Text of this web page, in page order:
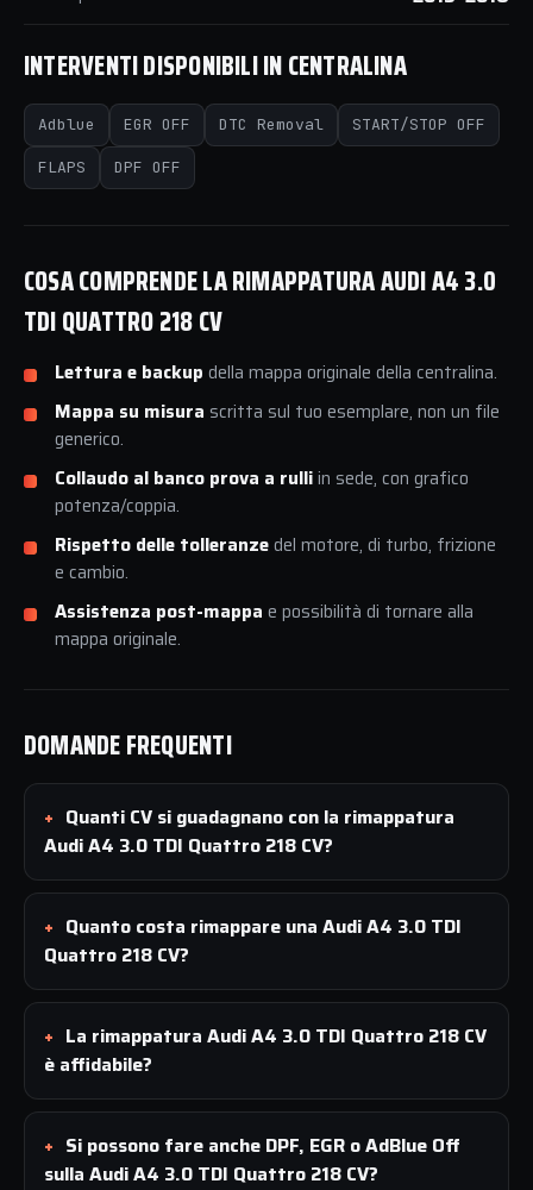
INTERVENTI DISPONIBILI IN CENTRALINA
Adblue EGR OFF DTC Removal START/STOP OFF
FLAPS DPF OFF
COSA COMPRENDE LA RIMAPPATURA AUDI A4 3.0
TDI QUATTRO 218 CV
Lettura e backup della mappa originale della centralina.
Mappa su misura scritta sul tuo esemplare, non un file
generico.
Collaudo al banco prova a rulliin sede, con grafico
potenza/coppia.
Rispetto delle tolleranzedel motore, di turbo, frizione
e cambio.
Assistenza post-mappa e possibilità di tornare alla
mappa originale.
DOMANDE FREQUENTI
Quanti CV si guadagnano con la rimappatura
Audi A4 3.0 TDI Quattro 218 CV?
Quanto costa rimappare una Audi A4 3.0 TDI
Quattro 218 CV?
La rimappatura Audi A4 3.0 TDI Quattro 218 CV
è affidabile?
Si possono fare anche DPF, EGR o AdBlue Off
sulla Audi A4 3.0 TDI Quattro 218 CV?